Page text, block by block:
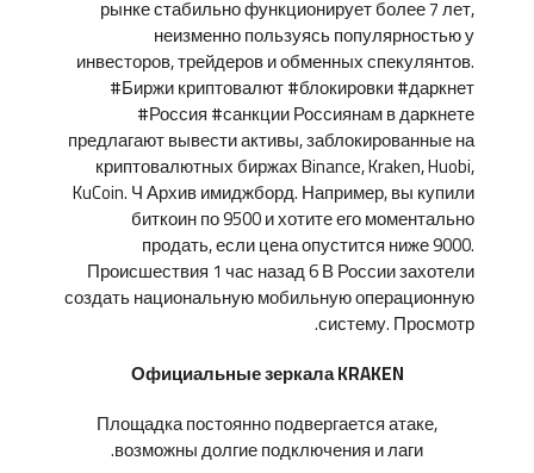
рынке стабильно функционирует более 7 лет,
неизменно пользуясь популярностью у
инвесторов, трейдеров и обменных спекулянтов.
#Биржи криптовалют #блокировки #даркнет
#Россия #санкции Россиянам в даркнете
предлагают вывести активы, заблокированные на
криптовалютных биржах Binance, Kraken, Huobi,
KuCoin. Ч Архив имиджборд. Например, вы купили
биткоин по 9500 и хотите его моментально
продать, если цена опустится ниже 9000.
Происшествия 1 час назад 6 В России захотели
создать национальную мобильную операционную
систему. Просмотр.
Официальные зеркала KRAKEN
Площадка постоянно подвергается атаке,
возможны долгие подключения и лаги.